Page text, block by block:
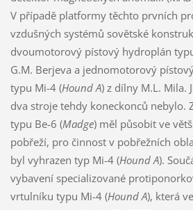
V případě platformy těchto prvních
vzdušných systémů sovětské
dvoumotorový pístový hydroplán
G.M. Berjeva a jednomotorový
typu Mi-4 (Hound A) z dílny M.L. Mila.
dva stroje tehdy koneckonců nebylo.
typu Be-6 (Madge) měl působit ve
pobřeží, pro činnost v pobřežních
byl vyhrazen typ Mi-4 (Hound A).
vybavení specializované
vrtulníku typu Mi-4 (Hound A), která